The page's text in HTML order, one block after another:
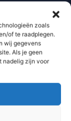
zoals
of te raadplegen.
wij gegevens
Als je geen
nadelig zijn voor